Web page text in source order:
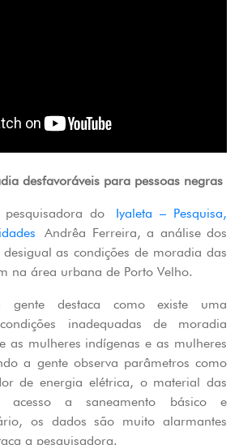
desfavoráveis para pessoas negras
do Iyaleta – Pesquisa,
Andrêa Ferreira, a análise dos
as condições de moradia das
na área urbana de Porto Velho.
gente destaca como existe uma
inadequadas de moradia
as mulheres indígenas e as mulheres
a gente observa parâmetros como
de energia elétrica, o material das
acesso a saneamento básico e
os dados são muito alarmantes
a pesquisadora.